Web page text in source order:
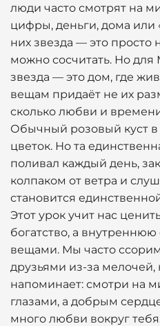
люди часто смотрят на
цифры, деньги, дома или
них звезда — это просто
можно сосчитать. Но
звезда — это дом, где
вещам придаёт не их
сколько любви и
Обычный розовый куст в
цветок. Но та
поливал каждый день,
колпаком от ветра и
становится
Этот урок учит нас
богатство, а
вещами. Мы часто
друзьями из-за
напоминает: смотри на
глазами, а добрым
много любви вокруг